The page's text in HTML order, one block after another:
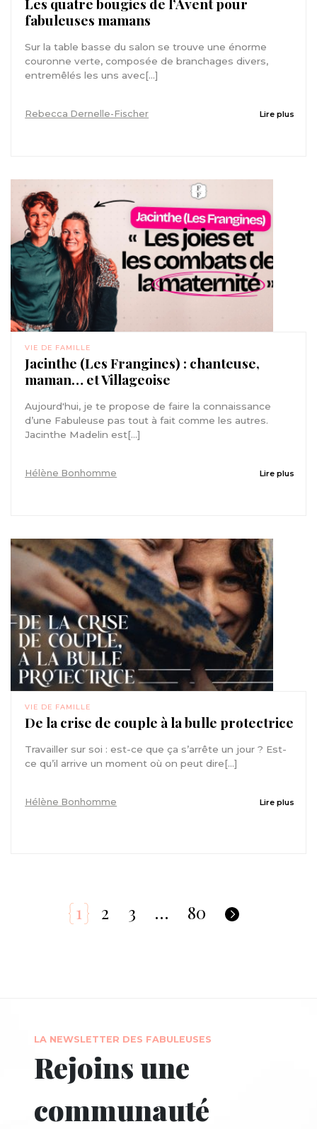
fabuleuses mamans
Sur la table basse du salon se trouve une énorme
couronne verte, composée de branchages divers,
entremêlés les uns avec[...]
Rebecca Dernelle-Fischer Lire plus
VIE DE FAMILLE
Jacinthe (Les Frangines) : chanteuse,
maman… et Villageoise
Aujourd'hui, je te propose de faire la connaissance
d’une Fabuleuse pas tout à fait comme les autres.
Jacinthe Madelin est[...]
Hélène Bonhomme Lire plus
VIE DE FAMILLE
De la crise de couple à la bulle protectrice
Travailler sur soi : est-ce que ça s’arrête un jour ? Est-
ce qu’il arrive un moment où on peut dire[...]
Hélène Bonhomme Lire plus
1 2 3 … 80
LA NEWSLETTER DES FABULEUSES
Rejoins une
communauté